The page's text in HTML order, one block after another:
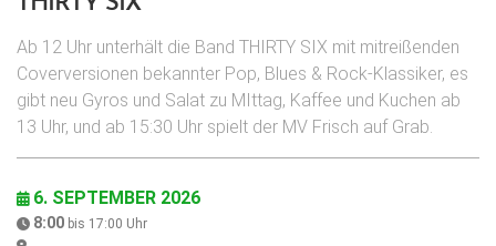
Ab 12 Uhr unterhält die Band THIRTY SIX mit mitreißenden
Coverversionen bekannter Pop, Blues & Rock-Klassiker, es
gibt neu Gyros und Salat zu MIttag, Kaffee und Kuchen ab
13 Uhr, und ab 15:30 Uhr spielt der MV Frisch auf Grab.
6. SEPTEMBER 2026
8:00 bis 17:00 Uhr